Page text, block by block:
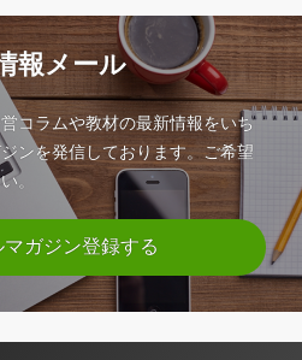
報メール
コラムや教材の最新情報をいち
ンを発信しております。ご希望
。
マガジン登録する